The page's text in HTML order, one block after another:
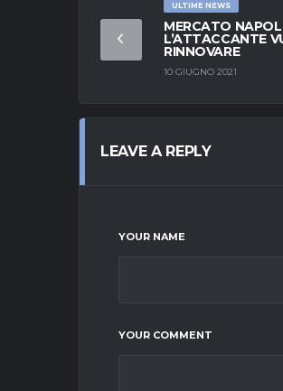
ULTIME NEWS
MERCATO NAPOLI
L’ATTACCANTE
RINNOVARE
10 GIUGNO 2021
LEAVE A REPLY
YOUR NAME
YOUR COMMENT